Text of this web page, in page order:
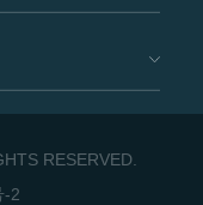
RESERVED.
-2